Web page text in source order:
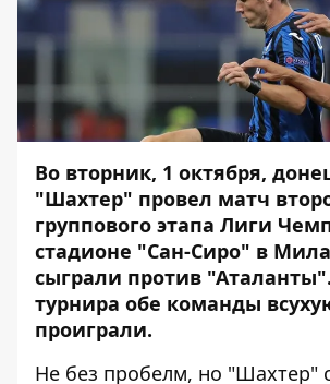
Во вторник, 1 октября,
"Шахтер" провел матч
группового этапа Лиги
стадионе "Сан-Сиро" в
сыграли против
турнира обе команды
проиграли.
Не без пробелм, но "Шахтер"